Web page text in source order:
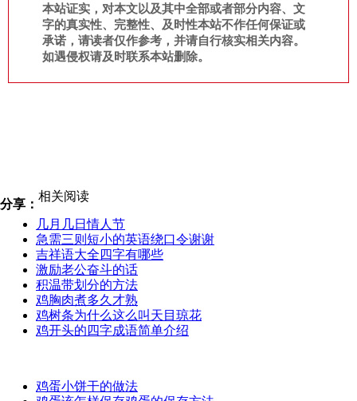
本站证实，对本文以及其中全部或者部分内容、文
字的真实性、完整性、及时性本站不作任何保证或
承诺，请读者仅作参考，并请自行核实相关内容。
如遇侵权请及时联系本站删除。
分享：
相关阅读
几月几日情人节
急需三则短小的英语绕口令谢谢
吉祥语大全四字有哪些
激励老公奋斗的话
积温带划分的方法
鸡胸肉煮多久才熟
鸡树条为什么这么叫天目琼花
鸡开头的四字成语简单介绍
鸡蛋小饼干的做法